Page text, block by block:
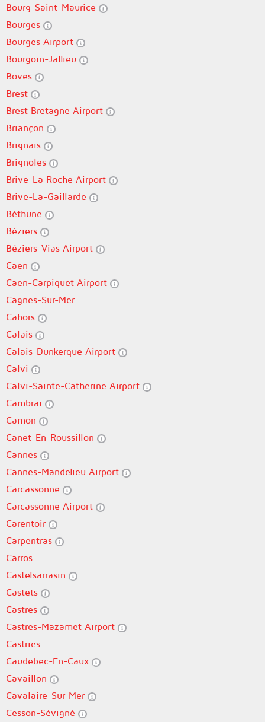
Bourg-Saint-Maurice
Bourges
Bourges Airport
Bourgoin-Jallieu
Boves
Brest
Brest Bretagne Airport
Briançon
Brignais
Brignoles
Brive-La Roche Airport
Brive-La-Gaillarde
Béthune
Béziers
Béziers-Vias Airport
Caen
Caen-Carpiquet Airport
Cagnes-Sur-Mer
Cahors
Calais
Calais-Dunkerque Airport
Calvi
Calvi-Sainte-Catherine Airport
Cambrai
Camon
Canet-En-Roussillon
Cannes
Cannes-Mandelieu Airport
Carcassonne
Carcassonne Airport
Carentoir
Carpentras
Carros
Castelsarrasin
Castets
Castres
Castres-Mazamet Airport
Castries
Caudebec-En-Caux
Cavaillon
Cavalaire-Sur-Mer
Cesson-Sévigné